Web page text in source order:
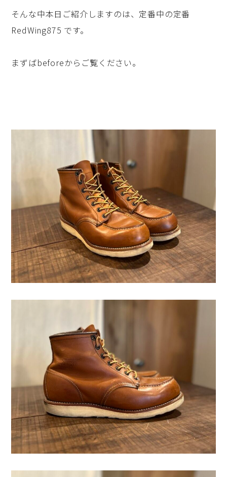
そんな中本日ご紹介しますのは、定番中の定番
RedWing875 です。
まずばbeforeからご覧ください。